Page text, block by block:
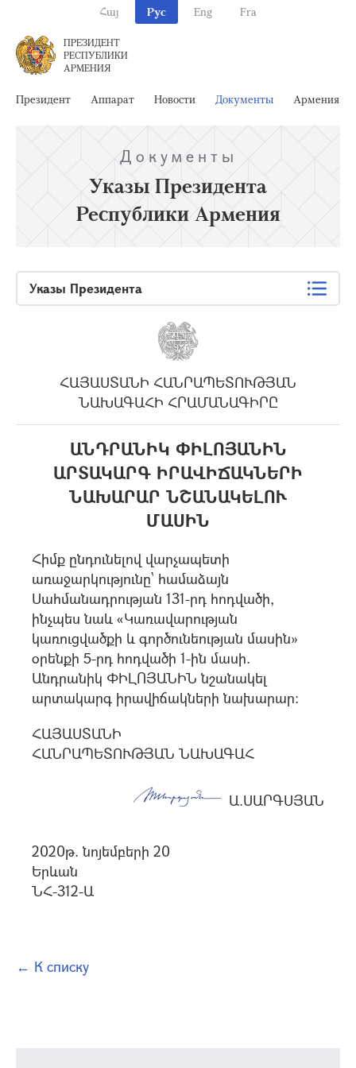
Հայ Рус Eng Fra
ПРЕЗИДЕНТ
РЕСПУБЛИКИ
АРМЕНИЯ
Президент Аппарат Новости Документы Армения
Документы
Указы Президента
Республики Армения
Указы Президента
ՀԱՅԱՍՏԱՆԻ ՀԱՆՐԱՊԵՏՈՒԹՅԱՆ
ՆԱԽԱԳԱՀԻ ՀՐԱՄԱՆԱԳԻՐԸ
ԱՆԴՐԱՆԻԿ ՓԻԼՈՅԱՆԻՆ
ԱՐՏԱԿԱՐԳ ԻՐԱՎԻՃԱԿՆԵՐԻ
ՆԱԽԱՐԱՐ ՆՇԱՆԱԿԵԼՈՒ
ՄԱՍԻՆ
Հիմք ընդունելով վարչապետի
առաջարկությունը` համաձայն
Սահմանադրության 131-րդ հոդվածի,
ինչպես նաև «Կառավարության
կառուցվածքի և գործունեության մասին»
օրենքի 5-րդ հոդվածի 1-ին մասի.
Անդրանիկ ՓԻԼՈՅԱՆԻՆ նշանակել
արտակարգ իրավիճակների նախարար:
ՀԱՅԱՍՏԱՆԻ
ՀԱՆՐԱՊԵՏՈՒԹՅԱՆ ՆԱԽԱԳԱՀ
Ա.ՍԱՐԳՍՅԱՆ
2020թ. նոյեմբերի 20
Երևան
ՆՀ-312-Ա
← К списку